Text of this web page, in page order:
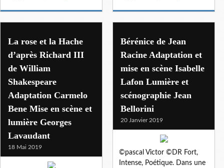
La rose et la Hache
d’après Richard III
de William
Shakespeare
Adaptation Carmelo
Bene Mise en scène et
lumière Georges
Lavaudant
18 Mai 2019
Bérénice de Jean
Racine Adaptation et
mise en scène Isabelle
Lafon Lumière et
scénographie Jean
Bellorini
20 Janvier 2019
©pascal Victor ©DR Fort,
Intense, Poétique. Dans une